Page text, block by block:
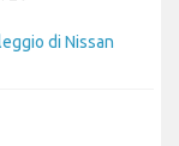
di Nissan